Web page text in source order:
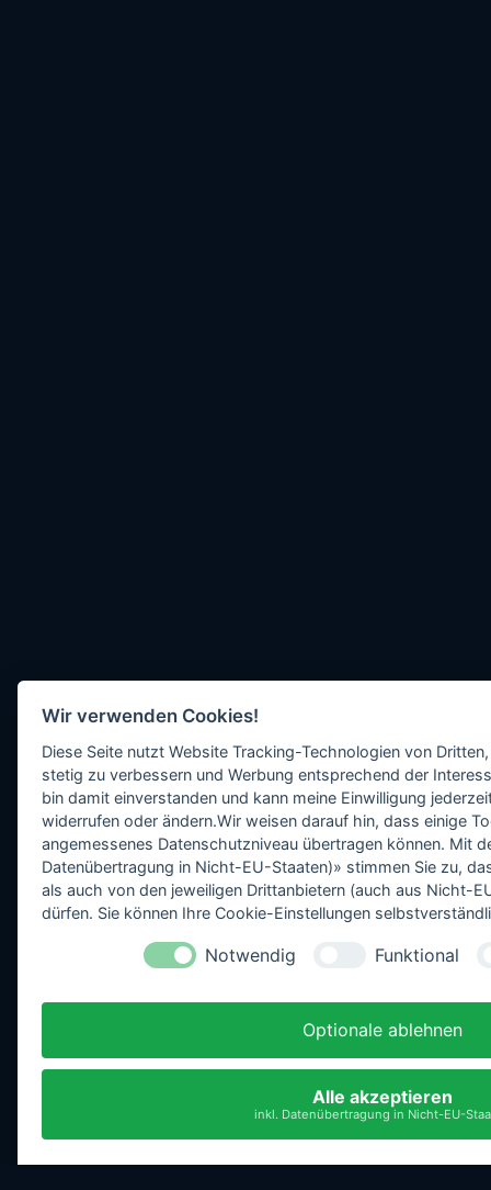
Wir verwenden Cookies!
Diese Seite nutzt Website Tracking-Technologien von
stetig zu verbessern und Werbung entsprechend der
bin damit einverstanden und kann meine Einwilligung
widerrufen oder ändern.Wir weisen darauf hin, dass einige
angemessenes Datenschutzniveau übertragen können. Mit
Datenübertragung in Nicht-EU-Staaten)» stimmen Sie zu,
als auch von den jeweiligen Drittanbietern (auch aus Nicht-
dürfen. Sie können Ihre Cookie-Einstellungen
Notwendig Funktional
Optionale ablehnen
Alle akzeptieren
inkl. Datenübertragung in Nicht-EU-